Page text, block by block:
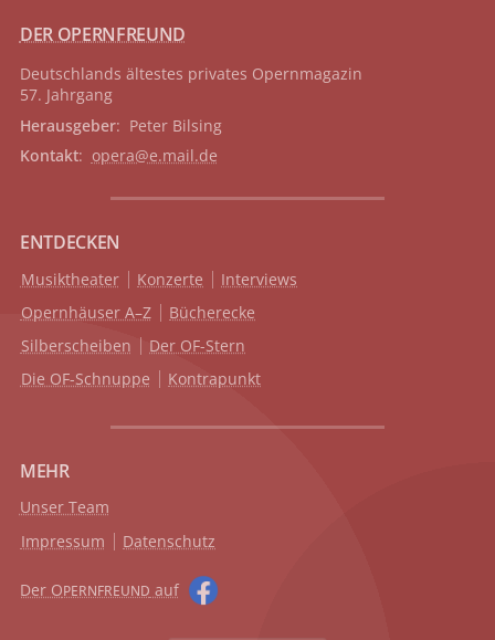
DER OPERNFREUND
Deutschlands ältestes privates Opernmagazin
57. Jahrgang
Herausgeber: Peter Bilsing
Kontakt: opera@e.mail.de
ENTDECKEN
Musiktheater Konzerte
Interviews
Opernhäuser A–Z
Bücherecke
Silberscheiben
Der OF-Stern
Die OF-Schnuppe
Kontrapunkt
MEHR
Unser Team
Impressum
Datenschutz
Der OPERNFREUND auf